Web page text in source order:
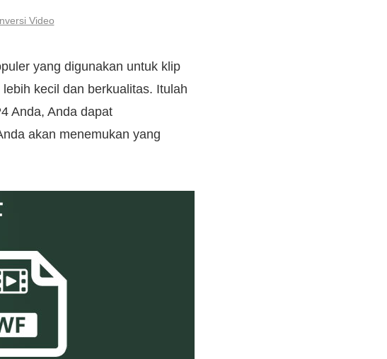
Video
yang digunakan untuk klip
kecil dan berkualitas. Itulah
Anda, Anda dapat
akan menemukan yang